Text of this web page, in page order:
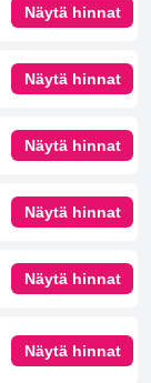
Näytä hinnat
Näytä hinnat
Näytä hinnat
Näytä hinnat
Näytä hinnat
Näytä hinnat